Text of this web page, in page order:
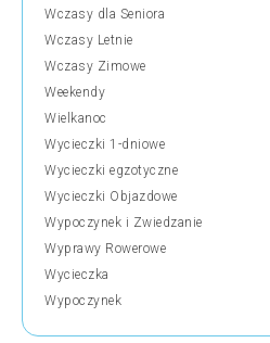
Wczasy dla Seniora
Wczasy Letnie
Wczasy Zimowe
Weekendy
Wielkanoc
Wycieczki 1-dniowe
Wycieczki egzotyczne
Wycieczki Objazdowe
Wypoczynek i Zwiedzanie
Wyprawy Rowerowe
Wycieczka
Wypoczynek